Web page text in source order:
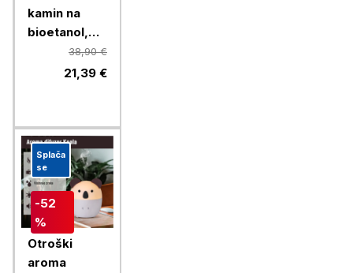
kamin na
bioetanol,
Chameleon
LLW-TF002,
38,90 €
21,39 €
Splača
se
-52
%
Otroški
aroma